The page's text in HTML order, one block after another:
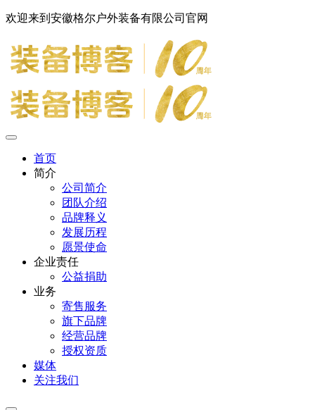
欢迎来到安徽格尔户外装备有限公司官网
首页
简介
公司简介
团队介绍
品牌释义
发展历程
愿景使命
企业责任
公益捐助
业务
寄售服务
旗下品牌
经营品牌
授权资质
媒体
关注我们